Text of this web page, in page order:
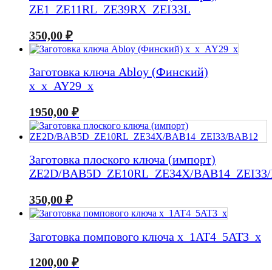
ZE1_ZE11RL_ZE39RX_ZEI33L
350,00 ₽
Заготовка ключа Abloy (Финский)
x_x_AY29_x
1950,00 ₽
Заготовка плоского ключа (импорт)
ZE2D/BAB5D_ZE10RL_ZE34X/
350,00 ₽
Заготовка помпового ключа x_1AT4_5AT3_x
1200,00 ₽